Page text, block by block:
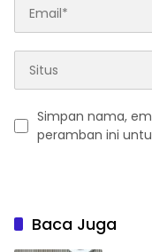
Simpan nama,
peramban ini
Baca Juga